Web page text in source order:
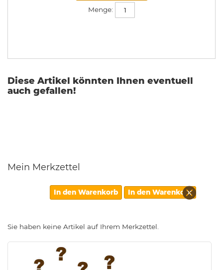
Menge:
Diese Artikel könnten Ihnen eventuell
auch gefallen!
Mein Merkzettel
In den Warenkorb In den Warenkorb Diesen
Artikel
Sie haben keine Artikel auf Ihrem Merkzettel.